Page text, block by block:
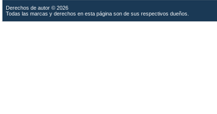
Derechos de autor © 2026
Todas las marcas y derechos en esta página son de sus respectivos dueños.